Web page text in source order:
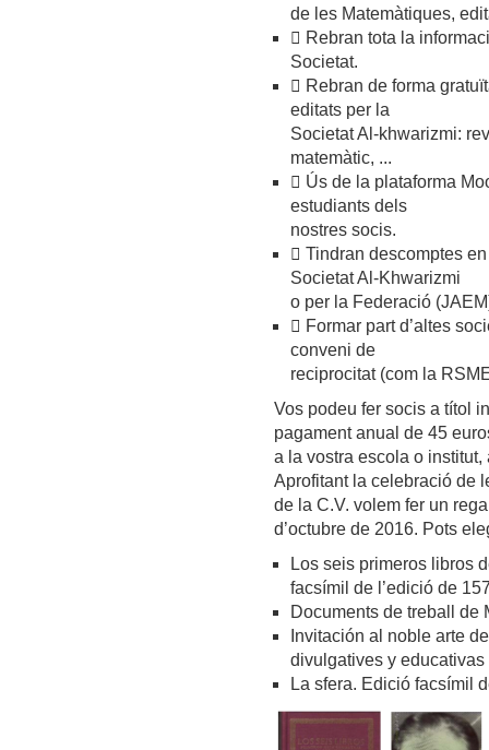
de les Matemàtiques,
 Rebran tota la
Societat.
 Rebran de forma
editats per la
Societat Al-khwarizmi:
matemàtic, ...
 Ús de la plataforma
estudiants dels
nostres socis.
 Tindran descomptes
Societat Al-Khwarizmi
o per la Federació
 Formar part d’altes
conveni de
reciprocitat (com la
Vos podeu fer socis a títol
pagament anual de 45
a la vostra escola o
Aprofitant la celebració de
de la C.V. volem fer un
d’octubre de 2016. Pots
Los seis primeros libros
facsímil de l’edició de
Documents de treball de
Invitación al noble arte
divulgatives y educativas
La sfera. Edició facsímil